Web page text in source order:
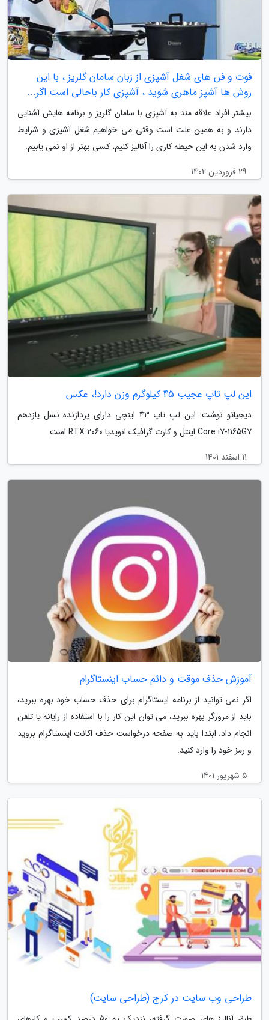
فوت و فن های شغل آشپزی از زبان سامان گلریز ، با این
روش ها آشپز ماهری شوید ، آشپزی کار باحالی است اگر...
بیشتر افراد علاقه مند به آشپزی با سامان گلریز و برنامه هایش آشنایی
دارند و به همین علت است وقتی می خواهیم شغل آشپزی و شرایط
وارد شدن به این حیطه کاری را آنالیز کنیم، کسی بهتر از او نمی یابیم.
29 فروردین 1402
این لپ تاپ عجیب 45 کیلوگرم وزن دارد!، عکس
دیجیاتو نوشت: این لپ تاپ 43 اینچی دارای پردازنده نسل یازدهم
Core i7-1165G7 اینتل و کارت گرافیک انویدیا RTX 2060 است.
11 اسفند 1401
آموزش حذف موقت و دائم حساب اینستاگرام
اگر نمی توانید از برنامه ایستاگرام برای حذف حساب خود بهره ببرید،
باید از مرورگر بهره ببرید، می توان این کار را با استفاده از رایانه یا تلفن
انجام داد. ابتدا باید به صفحه درخواست حذف اکانت اینستاگرام بروید
و رمز خود را وارد کنید.
5 شهریور 1401
طراحی وب سایت در کرج (طراحی سایت)